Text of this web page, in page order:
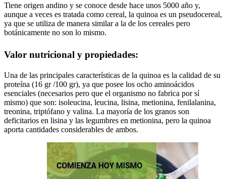
Tiene origen andino y se conoce desde hace unos 5000 año y,
aunque a veces es tratada como cereal, la quinoa es un pseudocereal,
ya que se utiliza de manera similar a la de los cereales pero
botánicamente no son lo mismo.
Valor nutricional y propiedades:
Una de las principales características de la quinoa es la calidad de su
proteína (16 gr /100 gr), ya que posee los ocho aminoácidos
esenciales (necesarios pero que el organismo no fabrica por sí
mismo) que son: isoleucina, leucina, lisina, metionina, fenilalanina,
treonina, triptófano y valina. La mayoría de los granos son
deficitarios en lisina y las legumbres en metionina, pero la quinoa
aporta cantidades considerables de ambos.